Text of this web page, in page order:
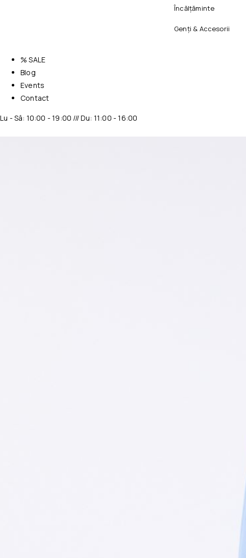
Încălțăminte
Genți & Accesorii
% SALE
Blog
Events
Contact
Lu - Sâ: 10:00 - 19:00 /// Du: 11:00 - 16:00